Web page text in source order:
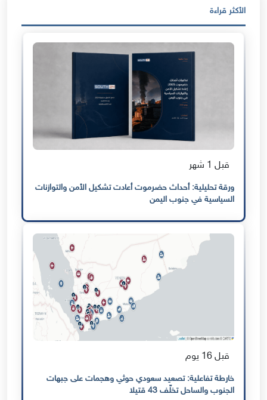
الأكثر قراءة
قبل 1 شهر
ورقة تحليلية: أحداث حضرموت أعادت تشكيل الأمن والتوازنات
السياسية في جنوب اليمن
قبل 16 يوم
خارطة تفاعلية: تصعيد سعودي حوثي وهجمات على جبهات
الجنوب والساحل تخلّف 43 قتيلا